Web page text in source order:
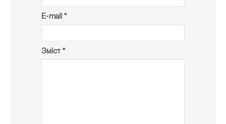
E-mail *
Зміст *